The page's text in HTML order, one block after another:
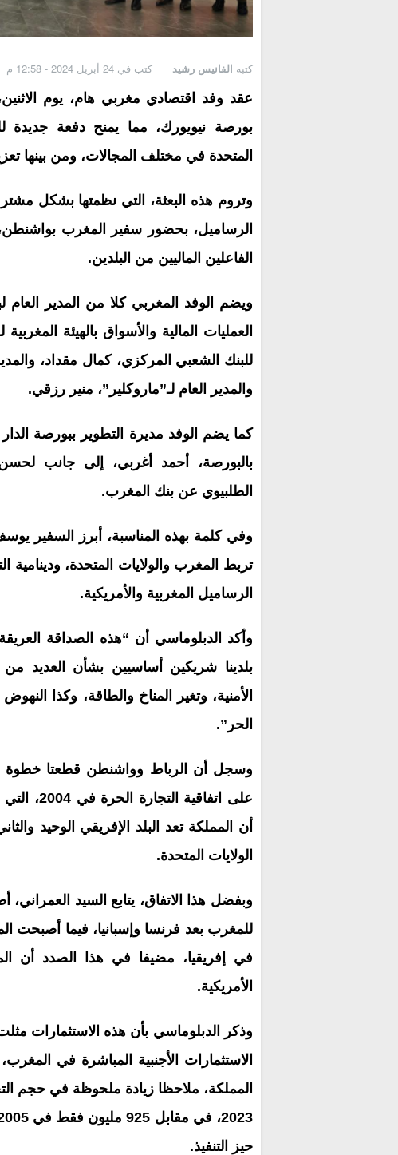
كتبه الفانيس رشيد كتب في 24 أبريل 2024 - 12:58 م
عقد وفد اقتصادي مغربي هام، يوم
بورصة نيويورك، مما يمنح دفعة جديدة
المتحدة في مختلف المجالات، ومن بينها
وتروم هذه البعثة، التي نظمتها بشكل
الرساميل، بحضور سفير المغرب بواشنطن،
الفاعلين الماليين من البلدين.
ويضم الوفد المغربي كلا من المدير العام
العمليات المالية والأسواق بالهيئة
للبنك الشعبي المركزي، كمال مقداد،
والمدير العام لـ”ماروكلير”، منير رزقي.
كما يضم الوفد مديرة التطوير ببورصة
بالبورصة، أحمد أغربي، إلى جانب
الطلبيوي عن بنك المغرب.
وفي كلمة بهذه المناسبة، أبرز السفير
تربط المغرب والولايات المتحدة،
الرساميل المغربية والأمريكية.
وأكد الدبلوماسي أن “هذه الصداقة
بلدينا شريكين أساسيين بشأن العديد من
الأمنية، وتغير المناخ والطاقة، وكذا
الحر”.
وسجل أن الرباط وواشنطن قطعتا خطوة
أن المملكة تعد البلد الإفريقي الوحيد
الولايات المتحدة.
وبفضل هذا الاتفاق، يتابع السيد
للمغرب بعد فرنسا وإسبانيا، فيما أصبحت
في إفريقيا، مضيفا في هذا الصدد أن
الأمريكية.
الاستثمارات الأجنبية المباشرة في
المملكة، ملاحظا زيادة ملحوظة في حجم
حيز التنفيذ.